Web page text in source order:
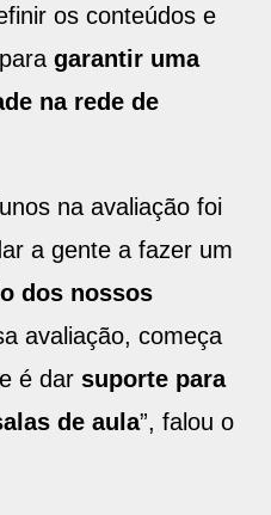
os conteúdos e
garantir uma
na rede de
na avaliação foi
a gente a fazer um
dos nossos
avaliação, começa
é dar suporte para
de aula”, falou o